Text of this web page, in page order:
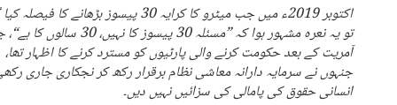
اکتوبر 2019ء میں جب میٹرو کا کرایہ 30 پیسوز بڑھانے کا
تو یہ نعرہ مشہور ہوا کہ ”مسئلہ 30 پیسوز کا نہیں، 30
آمریت کے بعد حکومت کرنے والی پارٹیوں کو مسترد کرنے کا اظہار تھا،
جنہوں نے سرمایہ دارانہ معاشی نظام برقرار رکھ کر نجکاری جاری
انسانی حقوق کی پامالی کی سزائیں نہیں دیں۔